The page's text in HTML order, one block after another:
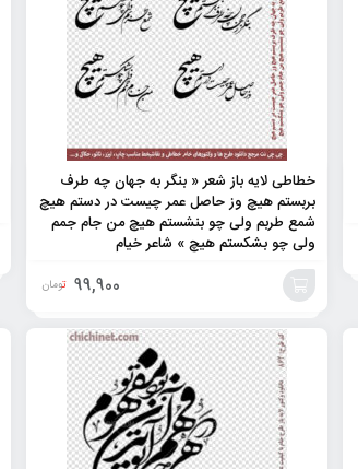
خطاطی لایه باز شعر « بنگر به جهان چه طرف
بربستم هیچ وز حاصل عمر چیست در دستم هیچ
شمع طربم ولی چو بنشستم هیچ من جام جمم
ولی چو بشکستم هیچ » شاعر خیام
99,900 تومان
افزودن